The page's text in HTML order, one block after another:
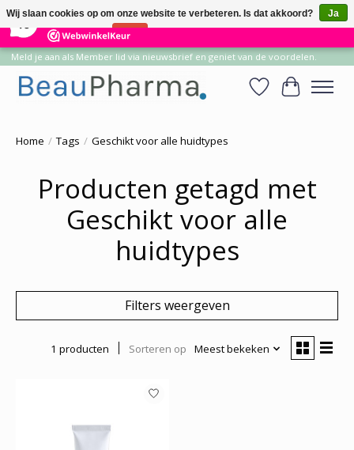
14 Reviews ×
Meld je aan als Member lid via nieuwsbrief en geniet van de voordelen.
Verlanglijst
Home / Tags / Geschikt voor alle huidtypes
Producten getagd met
Geschikt voor alle
huidtypes
Filters weergeven
1 producten Sorteren op Meest bekeken
Wij slaan cookies op om onze website te verbeteren. Is dat akkoord?
Ja
Nee